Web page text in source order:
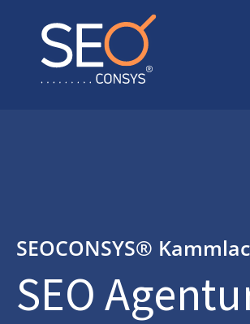
SEOCONSYS®
SEO